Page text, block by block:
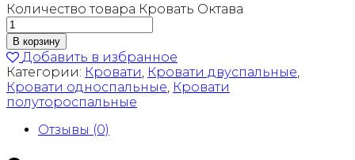
Количество товара Кровать Октава
В корзину
Добавить в избранное
Категории: Кровати Кровати двуспальные
Кровати односпальные Кровати
полутороспальные
Отзывы (0)